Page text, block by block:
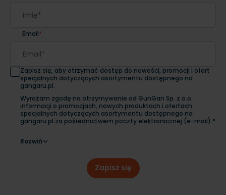
Email*
Zapisz się, aby otrzymać dostęp do nowości, promocji i ofert
specjalnych dotyczących asortymentu dostępnego na
gangaru.pl.
Wyrażam zgodę na otrzymywanie od GunGan Sp. z o.o.
informacji o promocjach, nowych produktach i ofertach
specjalnych dotyczących asortymentu dostępnego na
gangaru.pl za pośrednictwem poczty elektronicznej (e-mail).*
Rozwiń
Zapisz się